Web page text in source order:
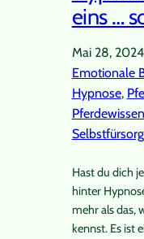
eins …
Mai 28, 2024
Emotionale
Hypnose,
Pferdewissen
Hast du dich
hinter
mehr als das,
kennst. Es ist